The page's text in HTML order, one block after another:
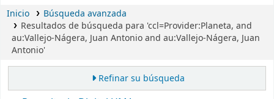
Inicio
Búsqueda avanzada
Resultados de búsqueda para 'ccl=Provider:Planeta, and
au:Vallejo-Nágera, Juan Antonio and au:Vallejo-Nágera, Juan
Antonio'
Refinar su búsqueda